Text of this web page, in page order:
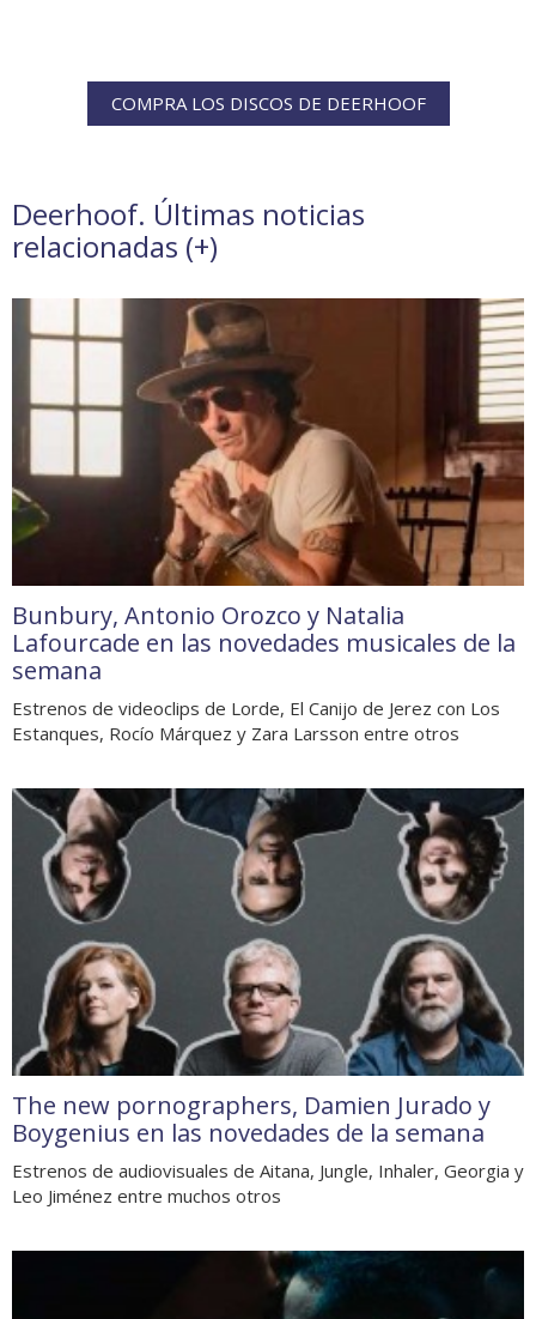
COMPRA LOS DISCOS DE DEERHOOF
Deerhoof. Últimas noticias
relacionadas (+)
Bunbury, Antonio Orozco y Natalia
Lafourcade en las novedades musicales de la
semana
Estrenos de videoclips de Lorde, El Canijo de Jerez con Los
Estanques, Rocío Márquez y Zara Larsson entre otros
The new pornographers, Damien Jurado y
Boygenius en las novedades de la semana
Estrenos de audiovisuales de Aitana, Jungle, Inhaler, Georgia y
Leo Jiménez entre muchos otros